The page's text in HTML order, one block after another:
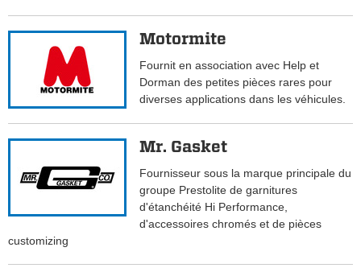
Motormite
Fournit en association avec Help et
Dorman des petites pièces rares pour
diverses applications dans les véhicules.
Mr. Gasket
Fournisseur sous la marque principale du
groupe Prestolite de garnitures
d'étanchéité Hi Performance,
d'accessoires chromés et de pièces
customizing